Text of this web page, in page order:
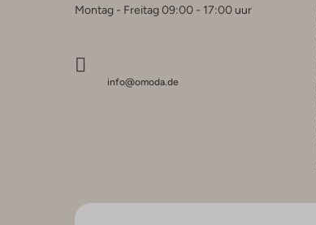
Montag - Freitag 09:00 - 17:00 uur
info@omoda.de